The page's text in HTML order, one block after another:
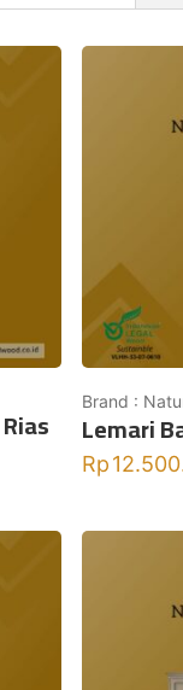
Brand :
Lemari
Rp